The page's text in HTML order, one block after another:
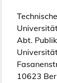
Abt.
10623